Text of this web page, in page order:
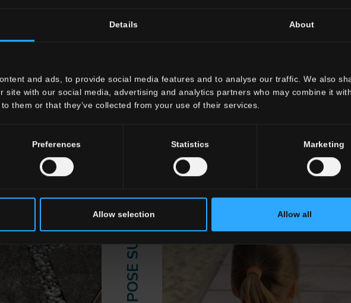
Details About
and ads, to provide social media features and to analyse our traffic. We also
site with our social media, advertising and analytics partners who may combine it
them or that they’ve collected from your use of their services.
Preferences Statistics Marketing
Allow selection Allow all
créer des allées et des zones de détente qui s'intègrent parfaitement aux
est indiquée pour carreler les zones résidentielles ainsi que les parcs et les
POSE SUR SABLE